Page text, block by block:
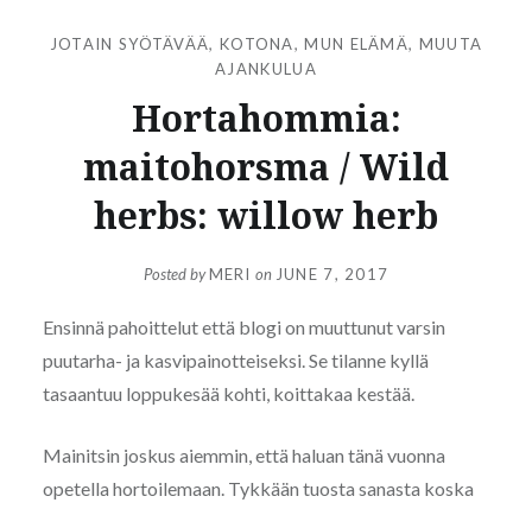
JOTAIN SYÖTÄVÄÄ, KOTONA,MUN ELÄMÄ, MUUTA
AJANKULUA
Hortahommia:
maitohorsma / Wild
herbs: willow herb
Posted byMERI on JUNE 7, 2017
Ensinnä pahoittelut että blogi on muuttunut varsin
puutarha- ja kasvipainotteiseksi. Se tilanne kyllä
tasaantuu loppukesää kohti, koittakaa kestää.
Mainitsin joskus aiemmin, että haluan tänä vuonna
opetella hortoilemaan. Tykkään tuosta sanasta koska